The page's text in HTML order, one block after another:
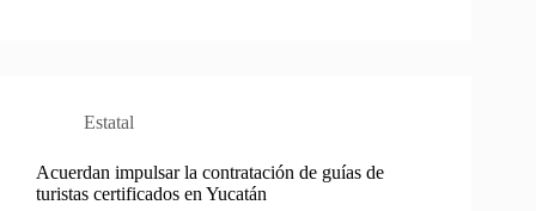
Estatal
Acuerdan impulsar la contratación de guías de
turistas certificados en Yucatán